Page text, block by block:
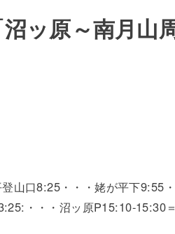
ッ原～南月山
山口8:25・・・姥が平下9:55
・・・沼ッ原P15:10-15:30